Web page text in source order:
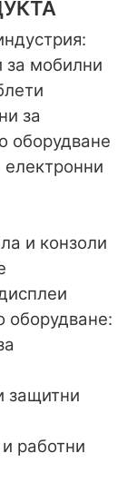
за мобилни
за
оборудване
и конзоли
оборудване:
защитни
работни